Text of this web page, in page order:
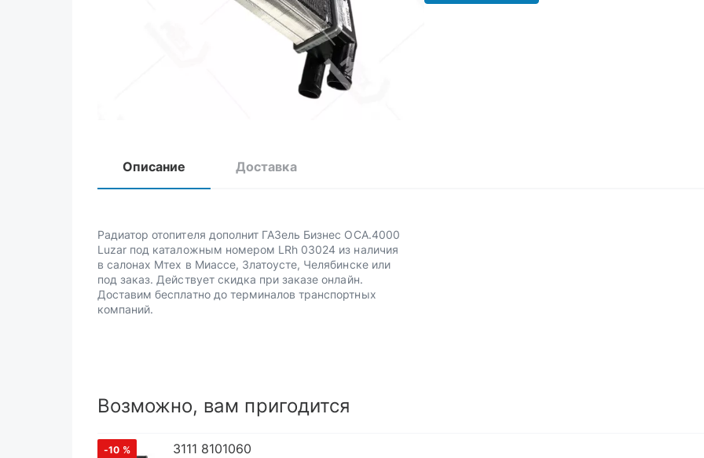
Описание Доставка
Радиатор отопителя дополнит ГАЗель Бизнес ОСА.4000
Luzar под каталожным номером LRh 03024 из наличия
в салонах Мтех в Миассе, Златоусте, Челябинске или
под заказ. Действует скидка при заказе онлайн.
Доставим бесплатно до терминалов транспортных
компаний.
Возможно, вам пригодится
-10 % 3111 8101060